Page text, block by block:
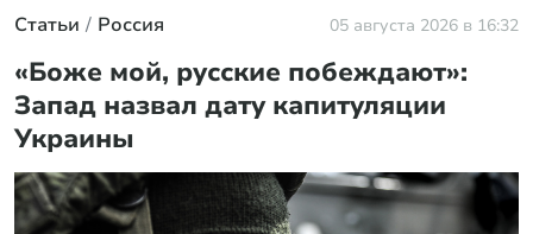
Статьи Россия 05 августа 2026 в 16:32
«Боже мой, русские побеждают»:
Запад назвал дату капитуляции
Украины